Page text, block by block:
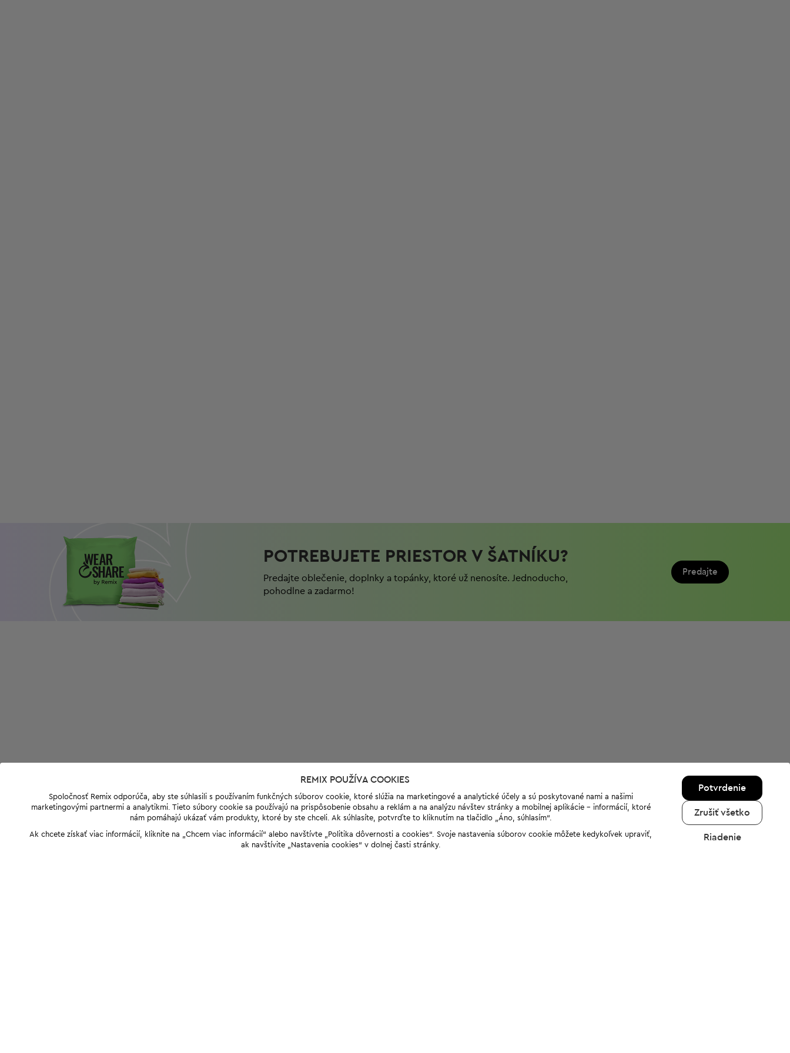
POTREBUJETE PRIESTOR V ŠATNÍKU?
Predajte oblečenie, doplnky a topánky, ktoré už nenosíte. Jednoduchо,
pohodlnе a zadarmo!
Predajte
REMIX POUŽÍVA COOKIES
Spoločnosť Remix odporúča, aby ste súhlasili s používaním funkčných súborov cookie, ktoré slúžia na marketingové a analytické účely a sú poskytované nami a našimi
marketingovými partnermi a analytikmi. Tieto súbory cookie sa používajú na prispôsobenie obsahu a reklám a na analýzu návštev stránky a mobilnej aplikácie - informácií, ktoré
nám pomáhajú ukázať vám produkty, ktoré by ste chceli. Ak súhlasíte, potvrďte to kliknutím na tlačidlo „Áno, súhlasím“.
Ak chcete získať viac informácií, kliknite na „Chcem viac informácií“ alebo navštívte „Politika dôvernosti a cookies“. Svoje nastavenia súborov cookie môžete kedykoľvek upraviť,
ak navštívite „Nastavenia cookies“ v dolnej časti stránky.
Potvrdenie
Zrušiť všetko
Riadenie